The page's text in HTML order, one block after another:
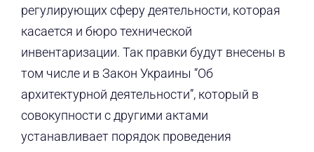
регулирующих сферу деятельности, которая
касается и бюро технической
инвентаризации. Так правки будут внесены в
том числе и в Закон Украины “Об
архитектурной деятельности”, который в
совокупности с другими актами
устанавливает порядок проведения